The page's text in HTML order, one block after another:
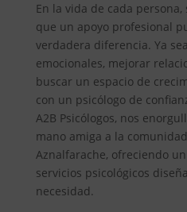
En la vida de cada
que un apoyo profesional
verdadera diferencia. Ya
emocionales, mejorar
buscar un espacio de
con un psicólogo de
A2B Psicólogos, nos
mano amiga a la
Aznalfarache, ofreciendo
servicios psicológicos
necesidad.